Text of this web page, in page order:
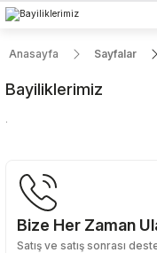
Anasayfa Sayfalar
Bayiliklerimiz
Bize Her Zaman
Satış ve satış sonrası